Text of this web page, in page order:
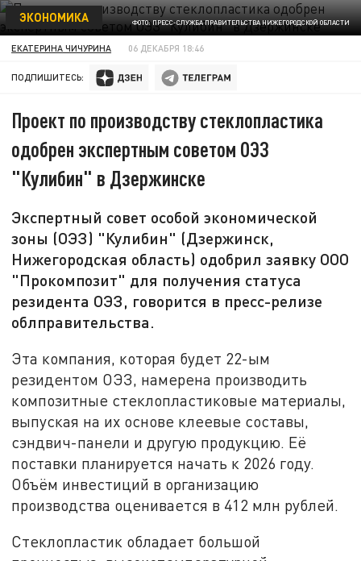
ФОТО: ПРЕСС-СЛУЖБА ПРАВИТЕЛЬСТВА НИЖЕГОРОДСКОЙ ОБЛАСТИ
ЭКОНОМИКА
ЕКАТЕРИНА ЧИЧУРИНА 06 ДЕКАБРЯ 18:46
ПОДПИШИТЕСЬ:
Проект по производству стеклопластика
одобрен экспертным советом ОЭЗ
"Кулибин" в Дзержинске
Экспертный совет особой экономической
зоны (ОЭЗ) "Кулибин" (Дзержинск,
Нижегородская область) одобрил заявку ООО
"Прокомпозит" для получения статуса
резидента ОЭЗ, говорится в пресс-релизе
облправительства.
Эта компания, которая будет 22-ым
резидентом ОЭЗ, намерена производить
композитные стеклопластиковые материалы,
выпуская на их основе клеевые составы,
сэндвич-панели и другую продукцию. Её
поставки планируется начать к 2026 году.
Объём инвестиций в организацию
производства оценивается в 412 млн рублей.
Стеклопластик обладает большой